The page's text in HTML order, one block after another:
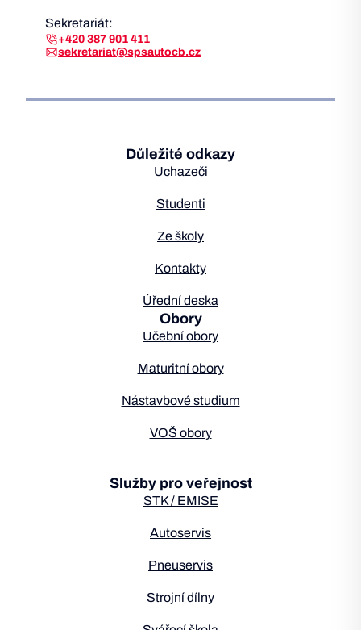
Sekretariát:
+420 387 901 411
sekretariat@spsautocb.cz
Důležité odkazy
Uchazeči
Studenti
Ze školy
Kontakty
Úřední deska
Obory
Učební obory
Maturitní obory
Nástavbové studium
VOŠ obory
Služby pro veřejnost
STK / EMISE
Autoservis
Pneuservis
Strojní dílny